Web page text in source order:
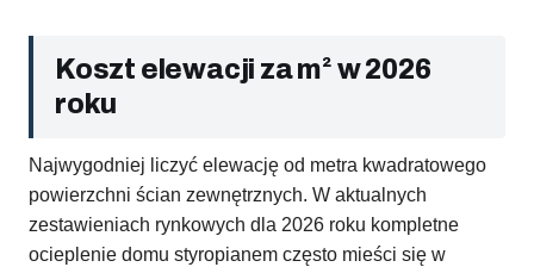
Koszt elewacji za m² w 2026
roku
Najwygodniej liczyć elewację od metra kwadratowego
powierzchni ścian zewnętrznych. W aktualnych
zestawieniach rynkowych dla 2026 roku kompletne
ocieplenie domu styropianem często mieści się w